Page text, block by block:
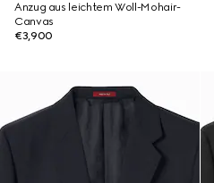
Anzug aus leichtem Woll-Mohair-
Canvas
€3,900